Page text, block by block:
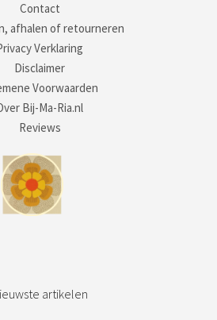
Contact
afhalen of retourneren
Verklaring
Disclaimer
Voorwaarden
Bij-Ma-Ria.nl
Reviews
artikelen